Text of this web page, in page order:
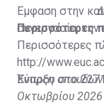
Έμφαση στην
συνεργασία, την
Περισσότερες
Περισσότερες
http://
Κύπρου στο
Έναρξη
Οκτωβρίου 2026